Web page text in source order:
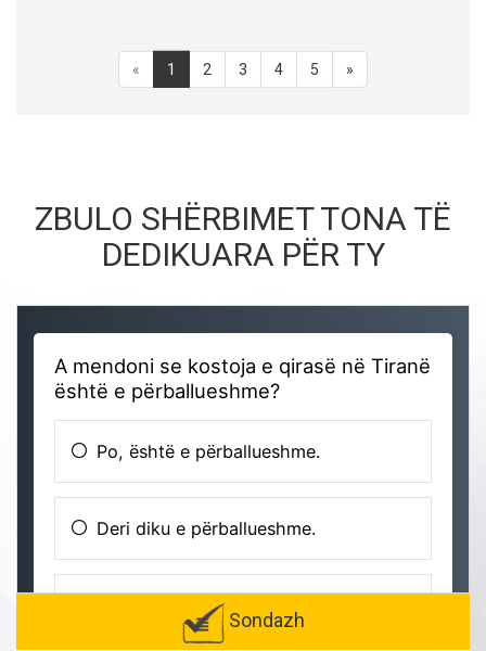
« 1 2 3 4 5 »
ZBULO SHËRBIMET TONA TË
DEDIKUARA PËR TY
Sondazh